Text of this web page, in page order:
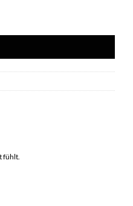
fühlt.